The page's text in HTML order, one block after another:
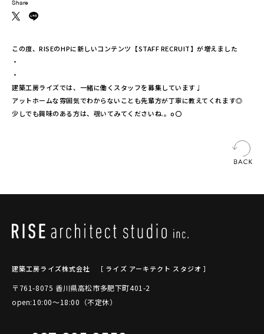
Share
この度、RISEのHPに新しいコンテンツ【STAFF RECRUIT】が増えました
・
・
建築工房ライズでは、一緒に働くスタッフを募集しています♩
アットホームな雰囲気でわからないことも先輩方が丁寧に教えてくれます◎
少しでも興味のある方は、覗いてみてくださいね.。o〇
建築工房ライズ株式会社 ［ ライズ アーキテクト スタジオ ］
〒761-8075 香川県高松市多肥下町401-2
open:10:00～18:00（不定休）